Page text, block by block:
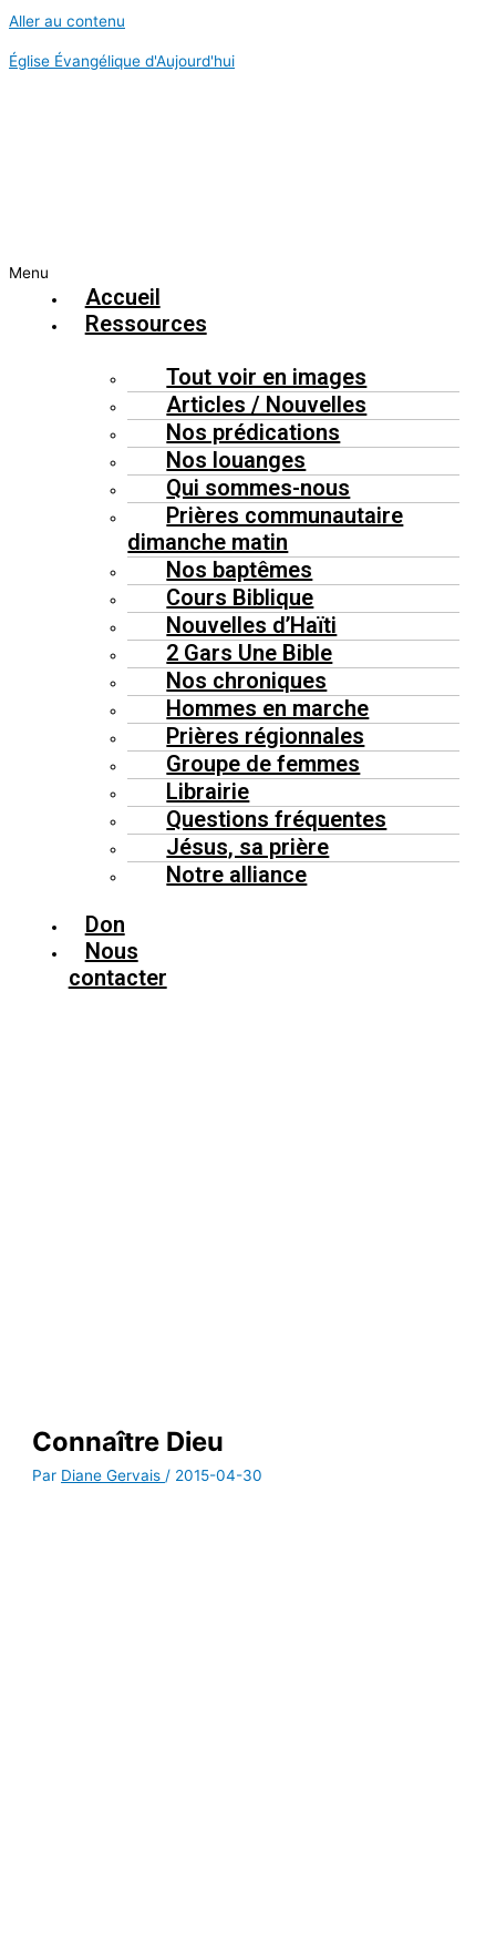
Aller au contenu
Église Évangélique d'Aujourd'hui
Menu
Accueil
Ressources
Tout voir en images
Articles / Nouvelles
Nos prédications
Nos louanges
Qui sommes-nous
Prières communautaire
dimanche matin
Nos baptêmes
Cours Biblique
Nouvelles d’Haïti
2 Gars Une Bible
Nos chroniques
Hommes en marche
Prières régionnales
Groupe de femmes
Librairie
Questions fréquentes
Jésus, sa prière
Notre alliance
Don
Nous
contacter
Connaître Dieu
Par Diane Gervais / 2015-04-30